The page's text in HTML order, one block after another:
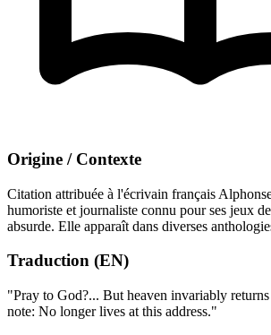
Origine / Contexte
Citation attribuée à l'écrivain français
humoriste et journaliste connu pour ses jeux
absurde. Elle apparaît dans diverses
Traduction (EN)
"Pray to God?... But heaven invariably
note: No longer lives at this address."